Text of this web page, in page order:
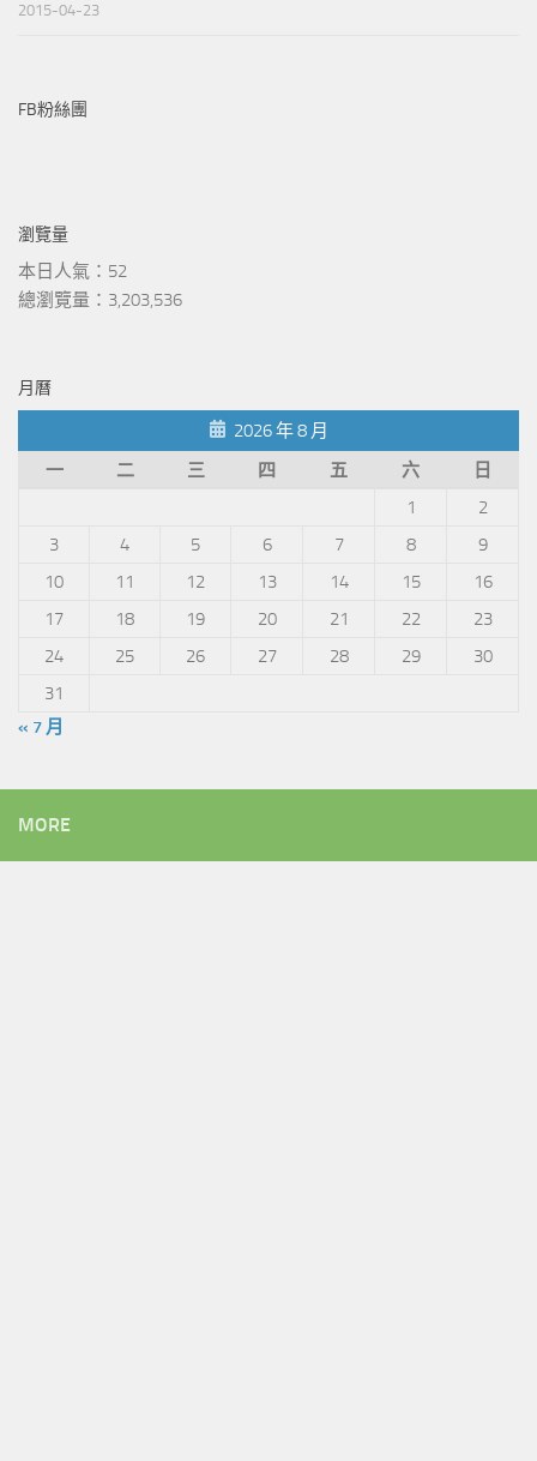
2015-04-23
FB粉絲團
瀏覽量
本日人氣：52
總瀏覽量：3,203,536
月曆
2026 年 8 月
一
二 三 四 五 六
日
1
2
3
4 5 6 7 8
9
10
11 12 13 14 15
16
17
18 19 20 21 22
23
24
25 26 27 28 29
30
31
« 7 月
MORE